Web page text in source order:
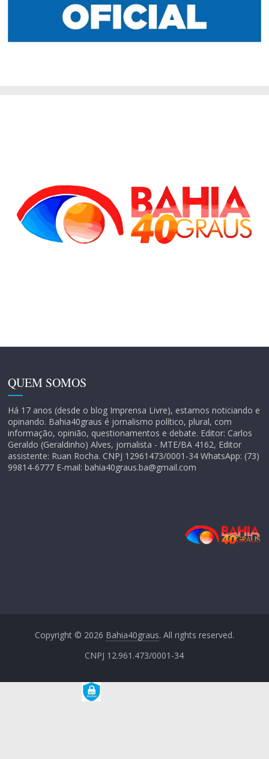
QUEM SOMOS
Há 17 anos (desde o blog Imprensa Livre), estamos noticiando e
opinando. Bahia40graus é jornalismo político, plural, com
informação, opinião, questionamentos e debate. Editor: Carlos
Geraldo (Geraldinho) Alves, jornalista - MTE/BA 4162, Editor
assistente: Ruan Rocha. CNPJ 12961473/0001-34 WhatsApp: (73)
99814-6777 E-mail: bahia40graus.ba@gmail.com
Copyright © 2026 Bahia40graus. All rights reserved.
CNPJ 12.961.473/0001-34